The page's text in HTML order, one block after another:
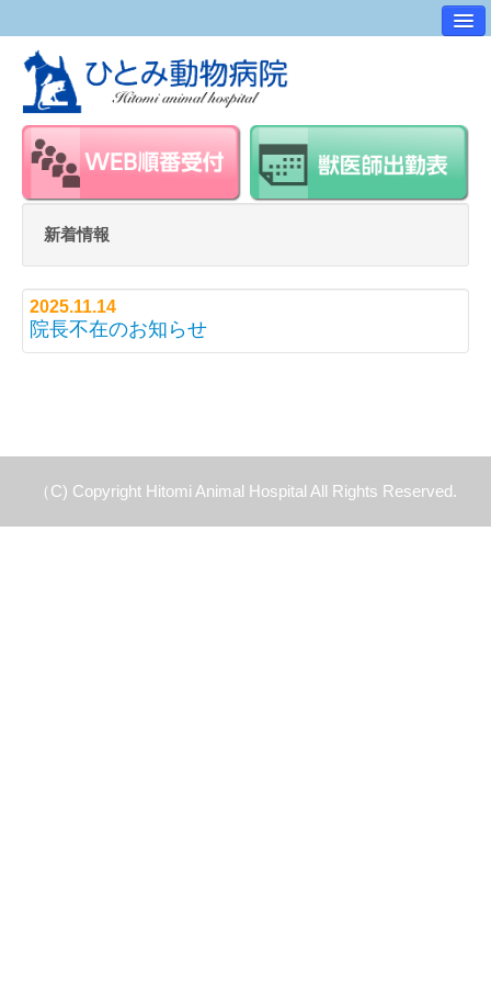
病院案内
交通アクセス
ワンポイントアドバイス
スタッフ紹介
求人・採用情報
新着情報
2025.11.14
院長不在のお知らせ
（C) Copyright Hitomi Animal Hospital All Rights Reserved.